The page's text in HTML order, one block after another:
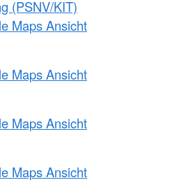
(PSNV/KIT)
Maps Ansicht
Maps Ansicht
Maps Ansicht
Maps Ansicht